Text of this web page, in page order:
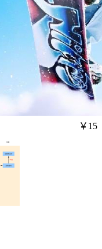
￥15